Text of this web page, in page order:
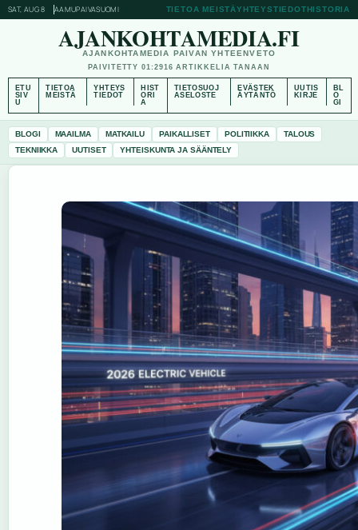
SAT, AUG 8 AAMUPAIVASUOMI TIETOA MEISTÄYHTEYSTIEDOTHISTORIA
AJANKOHTAMEDIA.FI
AJANKOHTAMEDIA PAIVAN YHTEENVETO
PAIVITETTY 01:2916 ARTIKKELIA TANAAN
ETU
SIV
U
TIETOA
MEISTÄ
YHTEYS
TIEDOT
HIST
ORI
A
TIETOSUOJ
ASELOSTE
EVÄSTEK
ÄYTÄNTÖ
UUTIS
KIRJE
BL
O
GI
BLOGI MAAILMA MATKAILU PAIKALLISET POLITIIKKA
TALOUS
TEKNIIKKA
UUTISET YHTEISKUNTA JA SÄÄNTELY